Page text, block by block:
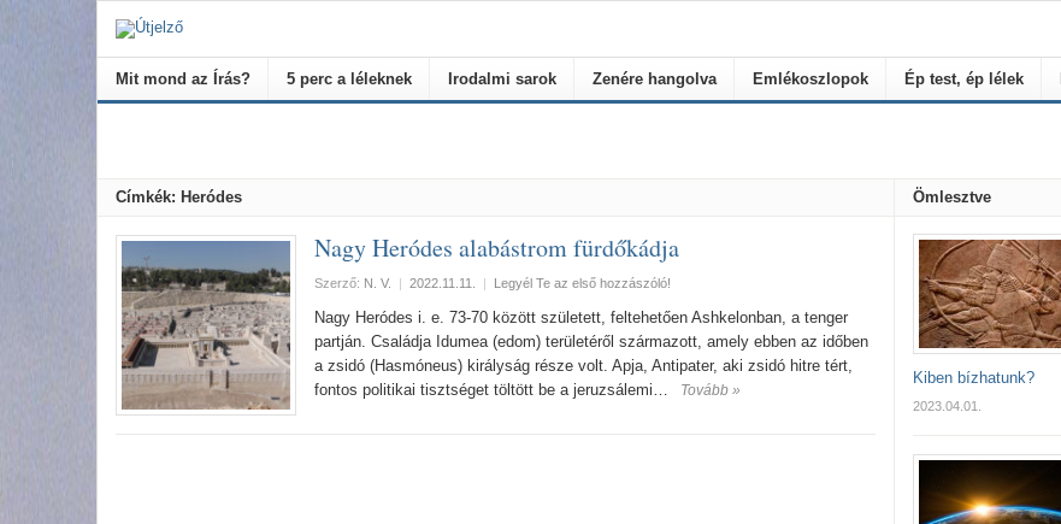
Mit mond az Írás? 5 perc a léleknek Irodalmi sarok Zenére hangolva Emlékoszlopok Ép test, ép lélek
Címkék: Heródes
Nagy Heródes alabástrom fürdőkádja
Szerző: N. V. | 2022.11.11. | Legyél Te az első hozzászóló!
Nagy Heródes i. e. 73-70 között született, feltehetően Ashkelonban, a tenger
partján. Családja Idumea (edom) területéről származott, amely ebben az időben
a zsidó (Hasmóneus) királyság része volt. Apja, Antipater, aki zsidó hitre tért,
fontos politikai tisztséget töltött be a jeruzsálemi…
Tovább »
Ömlesztve
Kiben bízhatunk?
2023.04.01.